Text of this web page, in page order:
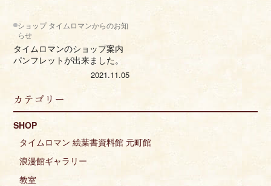
ショップ タイムロマンからのお知
らせ
タイムロマンのショップ案内
パンフレットが出来ました。
2021.11.05
カテゴリー
SHOP
タイムロマン 絵葉書資料館 元町館
浪漫館ギャラリー
教室